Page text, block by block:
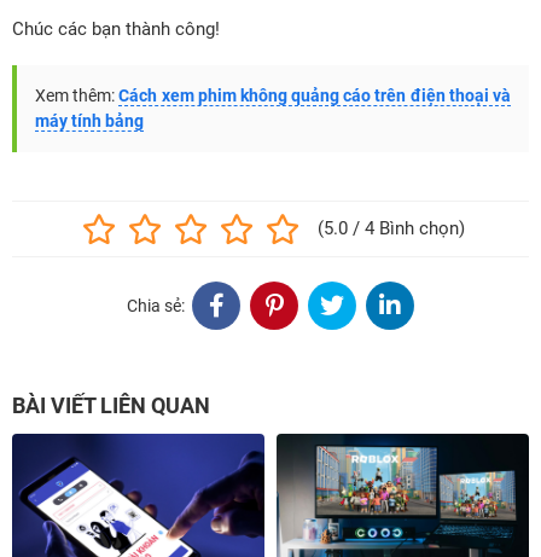
Chúc các bạn thành công!
Xem thêm:Cách xem phim không quảng cáo trên điện thoại và
máy tính bảng
(5.0 / 4 Bình chọn)
Chia sẻ:
BÀI VIẾT LIÊN QUAN